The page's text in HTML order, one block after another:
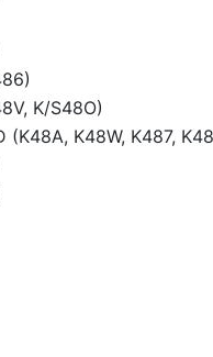
K/S48O)
(K48A, K48W, K487,